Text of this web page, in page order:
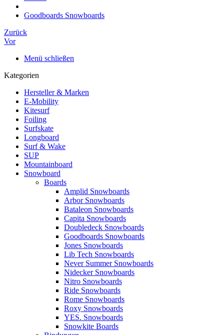
Goodboards Snowboards
Zurück
Vor
Menü schließen
Kategorien
Hersteller & Marken
E-Mobility
Kitesurf
Foiling
Surfskate
Longboard
Surf & Wake
SUP
Mountainboard
Snowboard
Boards
Amplid Snowboards
Arbor Snowboards
Bataleon Snowboards
Capita Snowboards
Doubledeck Snowboards
Goodboards Snowboards
Jones Snowboards
Lib Tech Snowboards
Never Summer Snowboards
Nidecker Snowboards
Nitro Snowboards
Ride Snowboards
Rome Snowboards
Roxy Snowboards
YES. Snowboards
Snowkite Boards